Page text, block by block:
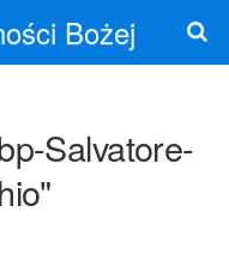
Bożej
Salvatore-